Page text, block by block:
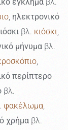
, ηλεκτρονικό
βλ. κιόσκι,
μήνυμα βλ.
,
περίπτερο
βλ.
φακέλωμα,
χρήμα βλ.